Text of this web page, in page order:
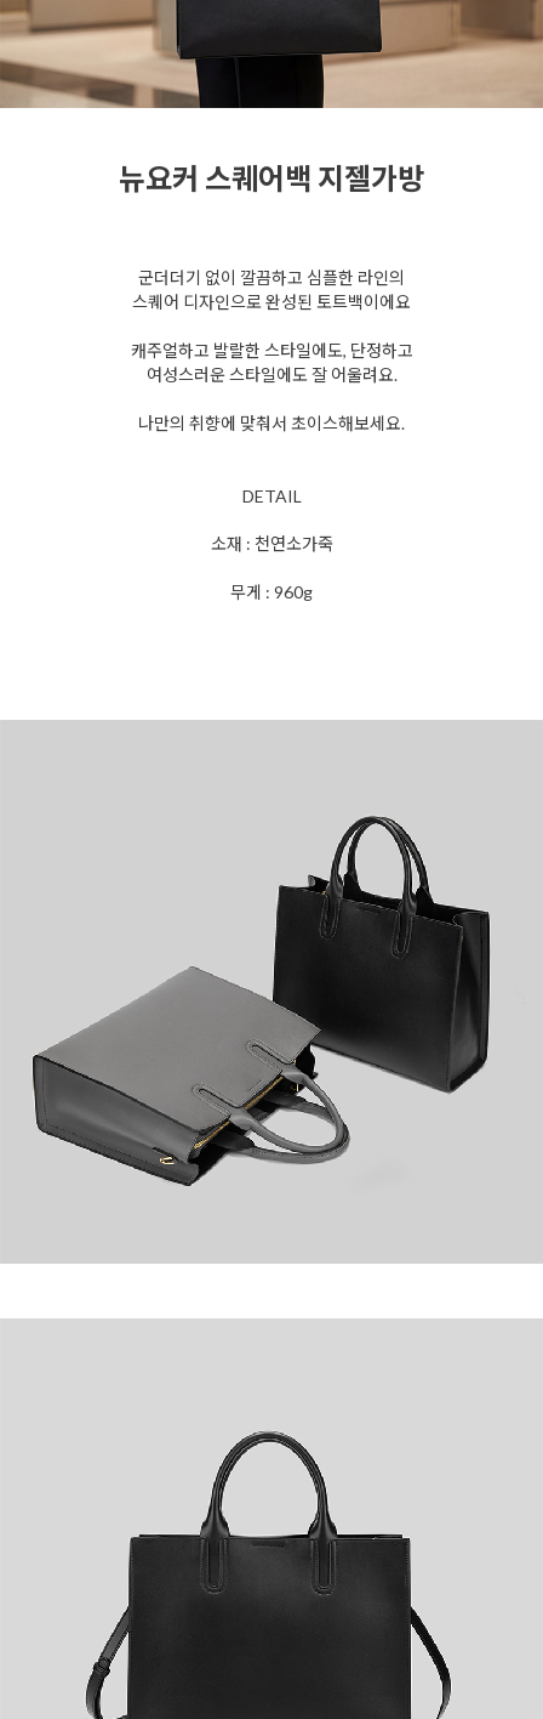
뉴요커 스퀘어백 지젤가방
군더더기 없이 깔끔하고 심플한 라인의
스퀘어 디자인으로 완성된 토트백이에요
캐주얼하고 발랄한 스타일에도, 단정하고
여성스러운 스타일에도 잘 어울려요.
나만의 취향에 맞춰서 초이스해보세요.
DETAIL
소재 : 천연소가죽
무게 : 960g